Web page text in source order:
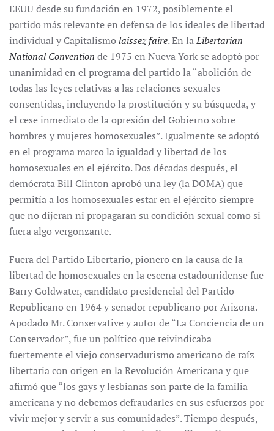
EEUU desde su fundación en 1972, posiblemente el
partido más relevante en defensa de los ideales de libertad
individual y Capitalismo laissez faire. En laLibertarian
National Convention de 1975 en Nueva York se adoptó por
unanimidad en el programa del partido la “abolición de
todas las leyes relativas a las relaciones sexuales
consentidas, incluyendo la prostitución y su búsqueda, y
el cese inmediato de la opresión del Gobierno sobre
hombres y mujeres homosexuales”. Igualmente se adoptó
en el programa marco la igualdad y libertad de los
homosexuales en el ejército. Dos décadas después, el
demócrata Bill Clinton aprobó una ley (la DOMA) que
permitía a los homosexuales estar en el ejército siempre
que no dijeran ni propagaran su condición sexual como si
fuera algo vergonzante.
Fuera del Partido Libertario, pionero en la causa de la
libertad de homosexuales en la escena estadounidense fue
Barry Goldwater, candidato presidencial del Partido
Republicano en 1964 y senador republicano por Arizona.
Apodado Mr. Conservative y autor de “La Conciencia de un
Conservador”, fue un político que reivindicaba
fuertemente el viejo conservadurismo americano de raíz
libertaria con origen en la Revolución Americana y que
afirmó que “los gays y lesbianas son parte de la familia
americana y no debemos defraudarles en sus esfuerzos por
vivir mejor y servir a sus comunidades”. Tiempo después,